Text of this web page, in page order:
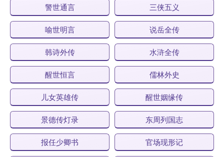
警世通言 三侠五义
喻世明言 说岳全传
韩诗外传 水浒全传
醒世恒言 儒林外史
儿女英雄传 醒世姻缘传
景德传灯录 东周列国志
报任少卿书 官场现形记